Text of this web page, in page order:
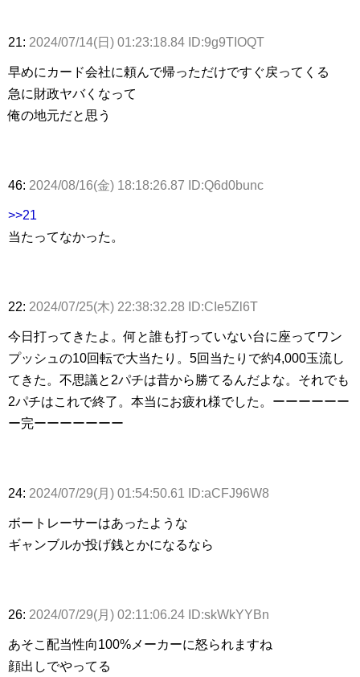
21: 2024/07/14(日) 01:23:18.84 ID:9g9TIOQT
早めにカード会社に頼んで帰っただけですぐ戻ってくる
急に財政ヤバくなって
俺の地元だと思う
46: 2024/08/16(金) 18:18:26.87 ID:Q6d0bunc
>>21
当たってなかった。
22: 2024/07/25(木) 22:38:32.28 ID:CIe5Zl6T
今日打ってきたよ。何と誰も打っていない台に座ってワン
プッシュの10回転で大当たり。5回当たりで約4,000玉流し
てきた。不思議と2パチは昔から勝てるんだよな。それでも
2パチはこれで終了。本当にお疲れ様でした。ーーーーーー
ー完ーーーーーーー
24: 2024/07/29(月) 01:54:50.61 ID:aCFJ96W8
ボートレーサーはあったような
ギャンブルか投げ銭とかになるなら
26: 2024/07/29(月) 02:11:06.24 ID:skWkYYBn
あそこ配当性向100%メーカーに怒られますね
顔出しでやってる